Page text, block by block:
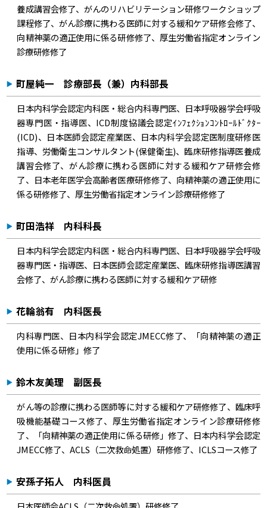
養成講習会修了、がんのリハビリテーション研修ワークショップ
課程修了、がん診療に携わる医師に対する緩和ケア研修会修了、
向精神薬の適正使用に係る研修修了、厚生労働省指定オンライン
診療研修修了
町屋純一 診療部長（兼）内科部長
日本内科学会認定内科医・総合内科専門医、日本呼吸器学会呼吸
器専門医・指導医、ICD制度協議会認定ｲﾝﾌｪｸｼｮﾝｺﾝﾄﾛｰﾙﾄﾞｸﾀｰ
(ICD)、日本医師会認定産業医、日本内科学会認定医制度研修医
指導、労働衛生コンサルタント(保健衛生)、臨床研修指導医養成
講習会修了、がん診療に携わる医師に対する緩和ケア研修会修
了、日本老年医学会高齢者医療研修修了、向精神薬の適正使用に
係る研修修了、厚生労働省指定オンライン診療研修修了
町田浩祥 内科科長
日本内科学会認定内科医・総合内科専門医、日本呼吸器学会呼吸
器専門医・指導医、日本医師会認定産業医、臨床研修指導医講習
会修了、がん診療に携わる医師に対する緩和ケア研修
花輪翁有 内科医長
内科専門医、日本内科学会認定JMECC修了、「向精神薬の適正
使用に係る研修」修了
鈴木友美理 副医長
がん等の診療に携わる医師等に対する緩和ケア研修修了、臨床呼
吸機能基礎コース修了、厚生労働省指定オンライン診療研修修
了、「向精神薬の適正使用に係る研修」修了、日本内科学会認定
JMECC修了、ACLS（二次救命処置）研修修了、ICLSコース修了
安孫子拓人 内科医員